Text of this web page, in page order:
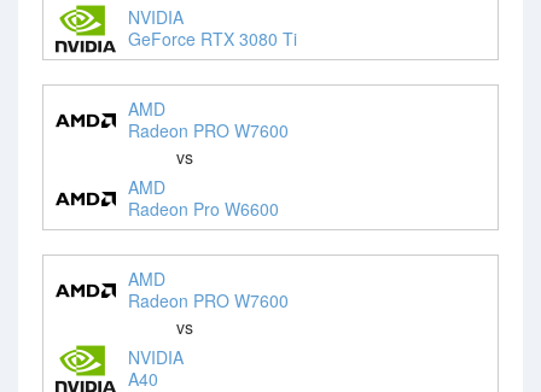
NVIDIA
GeForce RTX 3080 Ti
AMD
Radeon PRO W7600
vs
AMD
Radeon Pro W6600
AMD
Radeon PRO W7600
vs
NVIDIA
A40